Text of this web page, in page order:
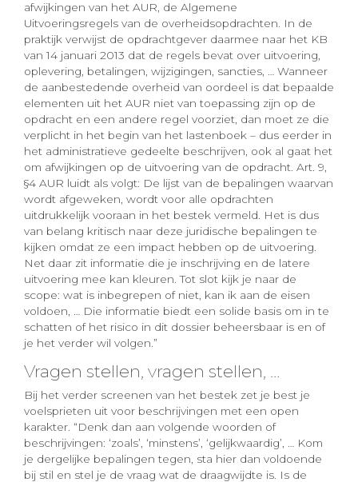
afwijkingen van het AUR, de Algemene
Uitvoeringsregels van de overheidsopdrachten. In de
praktijk verwijst de opdrachtgever daarmee naar het KB
van 14 januari 2013 dat de regels bevat over uitvoering,
oplevering, betalingen, wijzigingen, sancties, … Wanneer
de aanbestedende overheid van oordeel is dat bepaalde
elementen uit het AUR niet van toepassing zijn op de
opdracht en een andere regel voorziet, dan moet ze die
verplicht in het begin van het lastenboek – dus eerder in
het administratieve gedeelte beschrijven, ook al gaat het
om afwijkingen op de uitvoering van de opdracht. Art. 9,
§4 AUR luidt als volgt: De lijst van de bepalingen waarvan
wordt afgeweken, wordt voor alle opdrachten
uitdrukkelijk vooraan in het bestek vermeld. Het is dus
van belang kritisch naar deze juridische bepalingen te
kijken omdat ze een impact hebben op de uitvoering.
Net daar zit informatie die je inschrijving en de latere
uitvoering mee kan kleuren. Tot slot kijk je naar de
scope: wat is inbegrepen of niet, kan ik aan de eisen
voldoen, … Die informatie biedt een solide basis om in te
schatten of het risico in dit dossier beheersbaar is en of
je het verder wil volgen.”
Vragen stellen, vragen stellen, …
Bij het verder screenen van het bestek zet je best je
voelsprieten uit voor beschrijvingen met een open
karakter. “Denk dan aan volgende woorden of
beschrijvingen: ‘zoals’, ‘minstens’, ‘gelijkwaardig’, … Kom
je dergelijke bepalingen tegen, sta hier dan voldoende
bij stil en stel je de vraag wat de draagwijdte is. Is de